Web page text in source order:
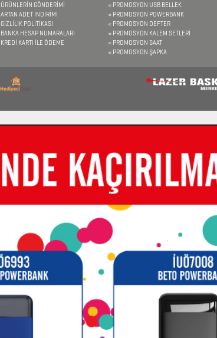
ÜRÜNLERİN GÖNDERİMİ
ARTAN ADET İNDİRİMİ
GİZLİLİK POLİTİKASI
BANKA HESAP NUMARALARI
KREDİ KARTI İLE ÖDEME
PROMOSYON USB BELLEK
PROMOSYON POWERBANK
PROMOSYON DEFTER
PROMOSYON KALEM SETLERİ
PROMOSYON SAAT
PROMOSYON ŞAPKA